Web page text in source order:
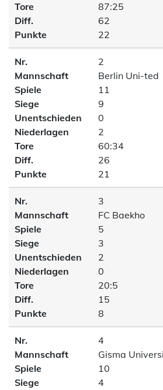
Tore
87:25
Diff.
62
Punkte
22
Nr.
2
Mannschaft
Berlin Uni-ted
Spiele
11
Siege
9
Unentschieden
0
Niederlagen
2
Tore
60:34
Diff.
26
Punkte
21
Nr.
3
Mannschaft
FC Baekho
Spiele
5
Siege
3
Unentschieden
2
Niederlagen
0
Tore
20:5
Diff.
15
Punkte
8
Nr.
4
Mannschaft
Gisma
Spiele
10
Siege
4